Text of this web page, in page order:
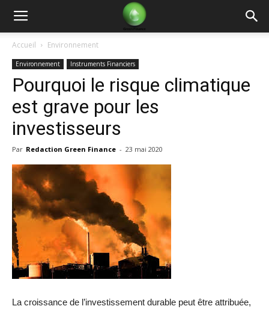
Green
Finance
Accueil Environnement
Environnement Instruments Financiers
Pourquoi le risque climatique
est grave pour les
investisseurs
Par Redaction Green Finance - 23 mai 2020
La croissance de l’investissement durable peut être attribuée,